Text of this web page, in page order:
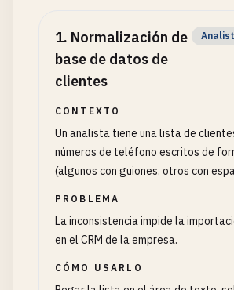
1. Normalización de
base de datos de
clientes
CONTEXTO
Un analista tiene una lista de
números de teléfono escritos de
(algunos con guiones, otros con
PROBLEMA
La inconsistencia impide la
en el CRM de la empresa.
CÓMO USARLO